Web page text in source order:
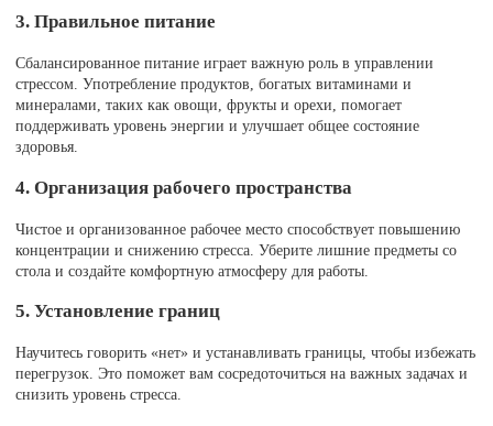
3. Правильное питание
Сбалансированное питание играет важную роль в управлении
стрессом. Употребление продуктов, богатых витаминами и
минералами, таких как овощи, фрукты и орехи, помогает
поддерживать уровень энергии и улучшает общее состояние
здоровья.
4. Организация рабочего пространства
Чистое и организованное рабочее место способствует повышению
концентрации и снижению стресса. Уберите лишние предметы со
стола и создайте комфортную атмосферу для работы.
5. Установление границ
Научитесь говорить «нет» и устанавливать границы, чтобы избежать
перегрузок. Это поможет вам сосредоточиться на важных задачах и
снизить уровень стресса.